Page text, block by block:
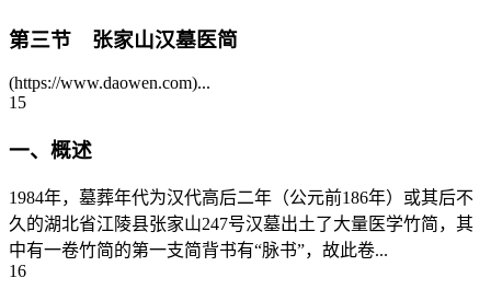
第三节 张家山汉墓医简
(https://www.daowen.com)...
15
一、概述
1984年，墓葬年代为汉代高后二年（公元前186年）或其后不
久的湖北省江陵县张家山247号汉墓出土了大量医学竹简，其
中有一卷竹简的第一支简背书有“脉书”，故此卷...
16